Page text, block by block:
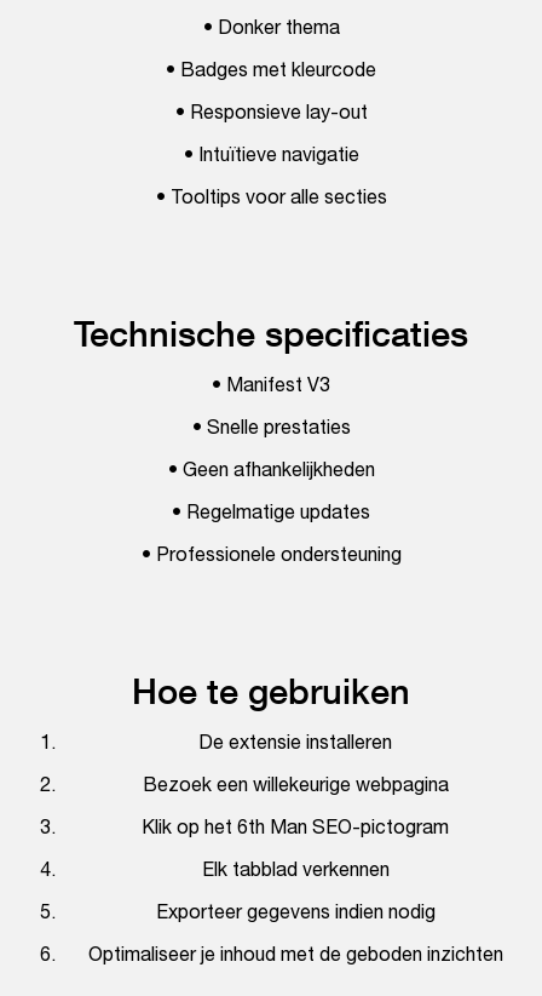
• Donker thema
• Badges met kleurcode
• Responsieve lay-out
• Intuïtieve navigatie
• Tooltips voor alle secties
Technische specificaties
• Manifest V3
• Snelle prestaties
• Geen afhankelijkheden
• Regelmatige updates
• Professionele ondersteuning
Hoe te gebruiken
De extensie installeren
Bezoek een willekeurige webpagina
Klik op het 6th Man SEO-pictogram
Elk tabblad verkennen
Exporteer gegevens indien nodig
Optimaliseer je inhoud met de geboden inzichten